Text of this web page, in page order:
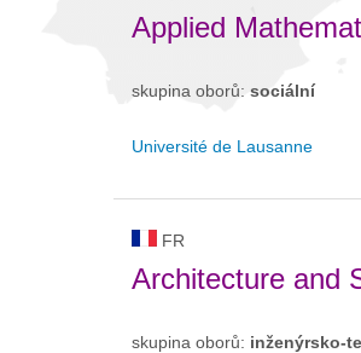
Applied
skupina oborů: sociální
Université de Lausanne
FR
Architecture and
skupina oborů: inženýrsko-